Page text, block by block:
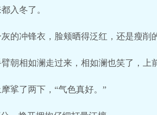
入冬了。
的冲锋衣，脸颊晒得泛红，还是瘦削
朝相如澜走过来，相如澜也笑了，上
挲了两下，“气色真好。”